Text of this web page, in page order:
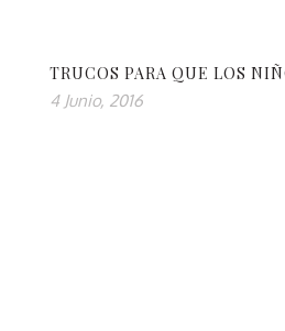
TRUCOS PARA QUE LOS
4 Junio, 2016